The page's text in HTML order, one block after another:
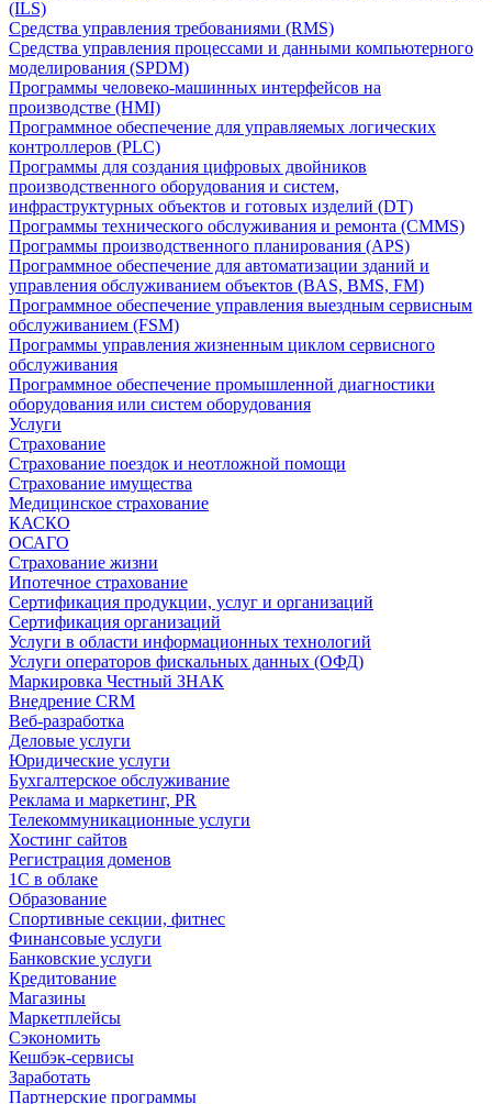
(ILS)
Средства управления требованиями (RMS)
Средства управления процессами и данными компьютерного
моделирования (SPDM)
Программы человеко-машинных интерфейсов на
производстве (HMI)
Программное обеспечение для управляемых логических
контроллеров (PLC)
Программы для создания цифровых двойников
производственного оборудования и систем,
инфраструктурных объектов и готовых изделий (DT)
Программы технического обслуживания и ремонта (CMMS)
Программы производственного планирования (APS)
Программное обеспечение для автоматизации зданий и
управления обслуживанием объектов (BAS, BMS, FM)
Программное обеспечение управления выездным сервисным
обслуживанием (FSM)
Программы управления жизненным циклом сервисного
обслуживания
Программное обеспечение промышленной диагностики
оборудования или систем оборудования
Услуги
Страхование
Страхование поездок и неотложной помощи
Страхование имущества
Медицинское страхование
КАСКО
ОСАГО
Страхование жизни
Ипотечное страхование
Сертификация продукции, услуг и организаций
Сертификация организаций
Услуги в области информационных технологий
Услуги операторов фискальных данных (ОФД)
Маркировка Честный ЗНАК
Внедрение CRM
Веб-разработка
Деловые услуги
Юридические услуги
Бухгалтерское обслуживание
Реклама и маркетинг, PR
Телекоммуникационные услуги
Хостинг сайтов
Регистрация доменов
1С в облаке
Образование
Спортивные секции, фитнес
Финансовые услуги
Банковские услуги
Кредитование
Магазины
Маркетплейсы
Сэкономить
Кешбэк-сервисы
Заработать
Партнерские программы